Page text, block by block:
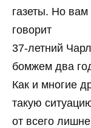
газеты. Но вам
говорит
37-летний
бомжем два
Как и многие
такую
от всего